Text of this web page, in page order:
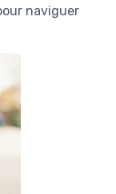
naviguer